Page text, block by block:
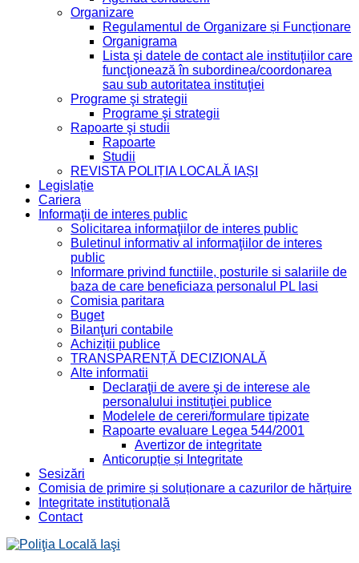
Organizare
Regulamentul de Organizare și Funcționare
Organigrama
Lista şi datele de contact ale instituţiilor care
funcţionează în subordinea/coordonarea
sau sub autoritatea instituţiei
Programe şi strategii
Programe şi strategii
Rapoarte şi studii
Rapoarte
Studii
REVISTA POLIȚIA LOCALĂ IAȘI
Legislație
Cariera
Informaţii de interes public
Solicitarea informaţiilor de interes public
Buletinul informativ al informaţiilor de interes
public
Informare privind functiile, posturile si salariile de
baza de care beneficiaza personalul PL Iasi
Comisia paritara
Buget
Bilanţuri contabile
Achiziții publice
TRANSPARENȚĂ DECIZIONALĂ
Alte informatii
Declaraţii de avere şi de interese ale
personalului instituţiei publice
Modelele de cereri/formulare tipizate
Rapoarte evaluare Legea 544/2001
Avertizor de integritate
Anticorupție și Integritate
Sesizări
Comisia de primire și soluționare a cazurilor de hărțuire
Integritate instituțională
Contact